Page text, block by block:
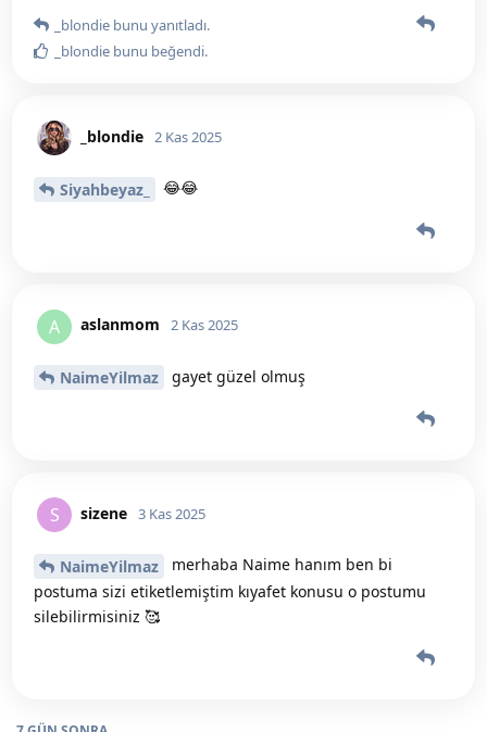
_blondie bunu yanıtladı.
_blondie bunu beğendi.
_blondie 2 Kas 2025
Siyahbeyaz_ 😂😂
A aslanmom 2 Kas 2025
NaimeYilmaz gayet güzel olmuş
S sizene 3 Kas 2025
NaimeYilmaz
merhaba Naime hanım ben bi
postuma sizi etiketlemiştim kıyafet konusu o postumu
silebilirmisiniz 🥰